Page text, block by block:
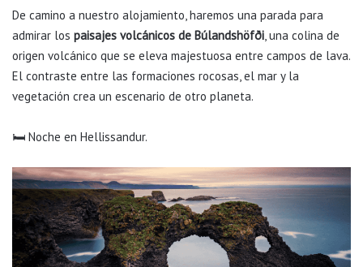
De camino a nuestro alojamiento, haremos una parada para
admirar los paisajes volcánicos de Búlandshöfði, una colina de
origen volcánico que se eleva majestuosa entre campos de lava.
El contraste entre las formaciones rocosas, el mar y la
vegetación crea un escenario de otro planeta.
🛏️ Noche en Hellissandur.